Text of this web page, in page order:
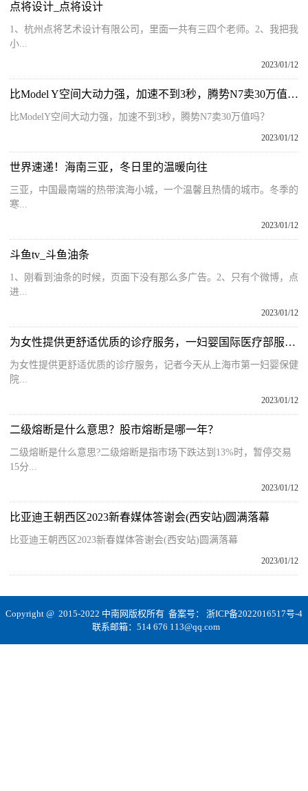
点将设计_点将设计
1、杭州点将艺术设计有限公司，里面一共有三四个老师。2、我把我
小...
2023/01/12
比Model Y空间大动力强，加速不到3秒，腾势N7卖30万值吗？
比ModelY空间大动力强，加速不到3秒，腾势N7卖30万值吗？
2023/01/12
世界速递！海南三亚，冬日里的温暖向往
三亚，中国最南端的热带滨海小城，一个温馨且热情的城市。冬季的
寒...
2023/01/12
斗鱼tv_斗鱼油条
1、刚看到油条的时候，页面下没有那么多广告。2、只有个微博，点
进...
2023/01/12
为女性提供更舒适优质的诊疗服务，一妇婴国际医疗部服务即日起覆盖东西两院区
为女性提供更舒适优质的诊疗服务，记者今天从上海市第一妇婴保健
院...
2023/01/12
二级熔断是什么意思？股市熔断是哪一年？
二级熔断是什么意思?二级熔断是指市场下跌达到13%时，暂停交易
15分...
2023/01/12
比亚迪王朝西区2023新春媒体答谢会(西安站)圆满落幕
比亚迪王朝西区2023新春媒体答谢会(西安站)圆满落幕
2023/01/12
Copyright @ 2015-2022 中南网版权所有 备案号： 浙ICP备2022016517号-4
联系邮箱：514 676 113@qq.com